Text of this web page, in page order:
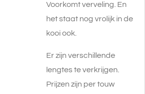
Voorkomt verveling. En
het staat nog vrolijk in de
kooi ook.
Er zijn verschillende
lengtes te verkrijgen.
Prijzen zijn per touw